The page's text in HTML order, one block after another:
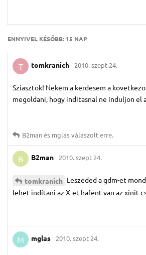
ENNYIVEL KÉSŐBB: 15 NAP
T tomkranich 2010. szept 24.
Sziasztok! Nekem a kerdesem a
megoldani, hogy inditasnal ne induljon el
B2manés mglasválaszolt erre.
B B2man 2010. szept 24.
tomkranich Leszeded a gdm-et
lehet indítani az X-et hafent van az xinit
M mglas 2010. szept 24.